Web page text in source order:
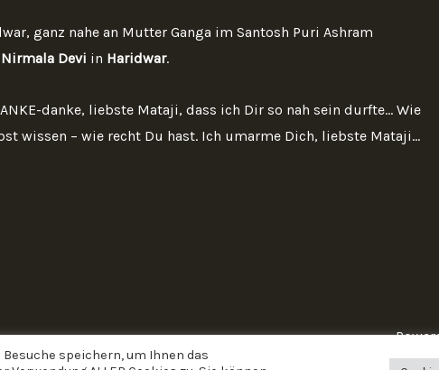
ganz nahe an Mutter Ganga im Santosh Puri Ashram
Devi in Haridwar.
danke, liebste Mataji, dass ich Dir so nah sein durfte... Wie
wissen – wie recht Du hast. Ich umarme Dich, liebste Mataji...
speichern, um Ihnen das